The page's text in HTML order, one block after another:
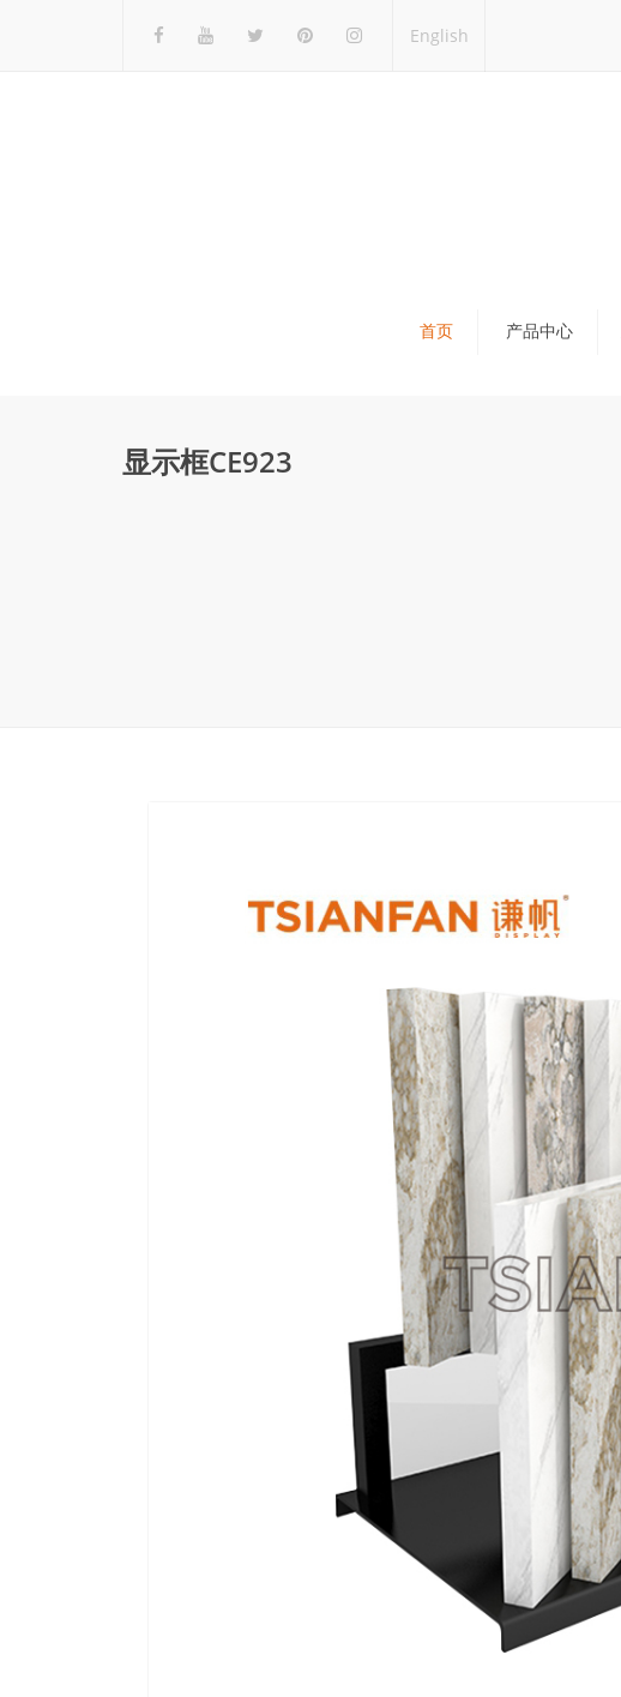
English
首页 产品中心
显示框CE923